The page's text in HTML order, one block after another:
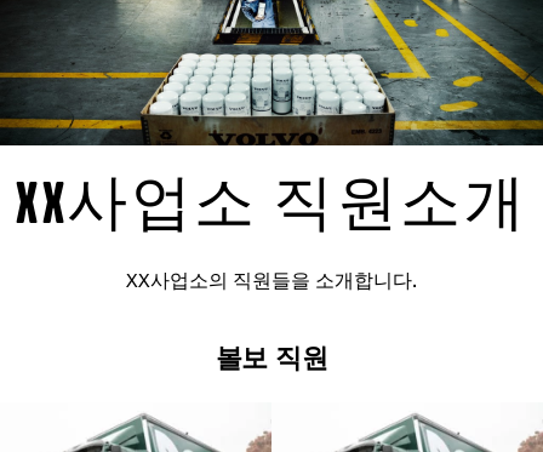
XX사업소 직원소개
XX사업소의 직원들을 소개합니다.
볼보 직원